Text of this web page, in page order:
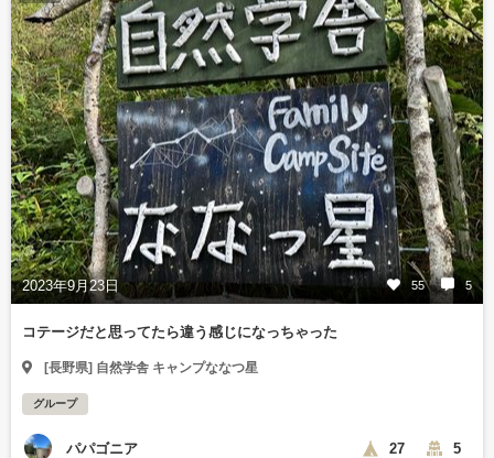
2023年9月23日 55 5
コテージだと思ってたら違う感じになっちゃった
[長野県] 自然学舎 キャンプななつ星
グループ
パパゴニア 27 5